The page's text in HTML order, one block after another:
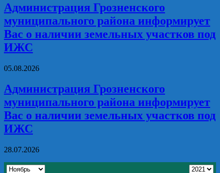
Администрация Грозненского
муниципального района информирует
Вас о наличии земельных участков под
ИЖС
05.08.2026
Администрация Грозненского
муниципального района информирует
Вас о наличии земельных участков под
ИЖС
28.07.2026